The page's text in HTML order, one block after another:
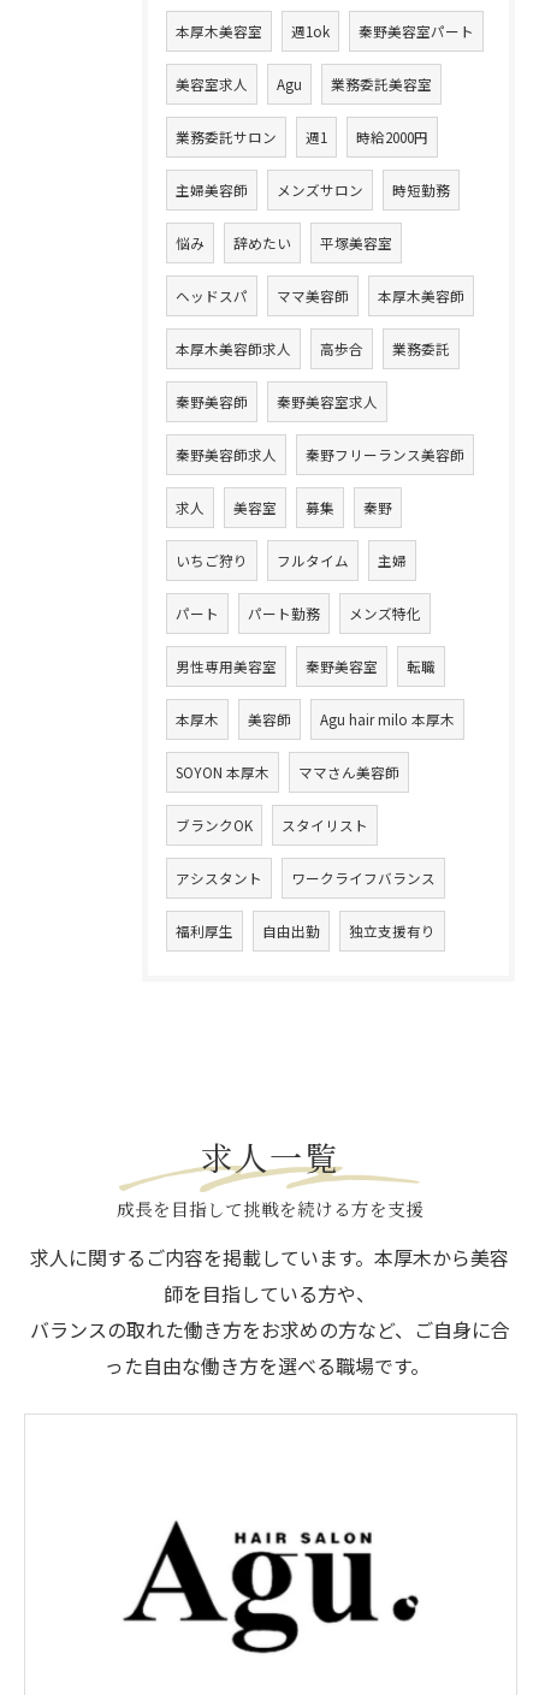
本厚木美容室 週1ok 秦野美容室パート
美容室求人 Agu 業務委託美容室
業務委託サロン 週1 時給2000円
主婦美容師 メンズサロン 時短勤務
悩み 辞めたい 平塚美容室
ヘッドスパ ママ美容師 本厚木美容師
本厚木美容師求人 高歩合 業務委託
秦野美容師 秦野美容室求人
秦野美容師求人 秦野フリーランス美容師
求人 美容室 募集 秦野
いちご狩り フルタイム 主婦
パート パート勤務 メンズ特化
男性専用美容室 秦野美容室 転職
本厚木 美容師 Agu hair milo 本厚木
SOYON 本厚木 ママさん美容師
ブランクOK スタイリスト
アシスタント ワークライフバランス
福利厚生 自由出勤 独立支援有り
求人一覧
成長を目指して挑戦を続ける方を支援
求人に関するご内容を掲載しています。本厚木から美容
師を目指している方や、
バランスの取れた働き方をお求めの方など、ご自身に合
った自由な働き方を選べる職場です。